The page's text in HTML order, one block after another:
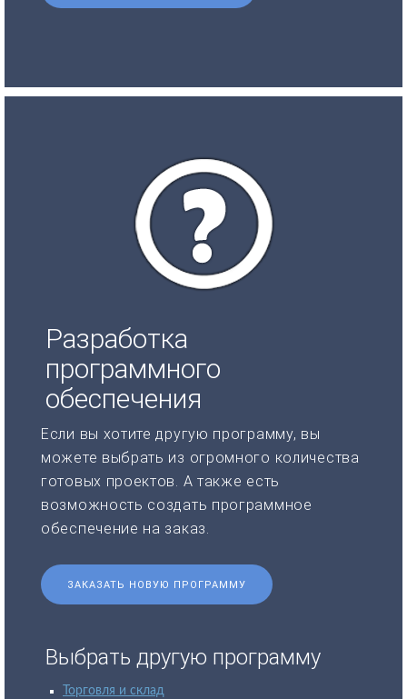
Разработка
программного
обеспечения
Если вы хотите другую программу, вы
можете выбрать из огромного количества
готовых проектов. А также есть
возможность создать программное
обеспечение на заказ.
ЗАКАЗАТЬ НОВУЮ ПРОГРАММУ
Выбрать другую программу
Торговля и склад